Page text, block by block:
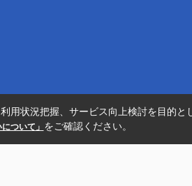
用状況把握、サービス向上検討を目的
ついて」 をご確認ください。